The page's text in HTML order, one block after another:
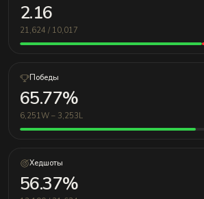
2.16
21,624 / 10,017
Победы
65.77%
6,251W – 3,253L
Хедшоты
56.37%